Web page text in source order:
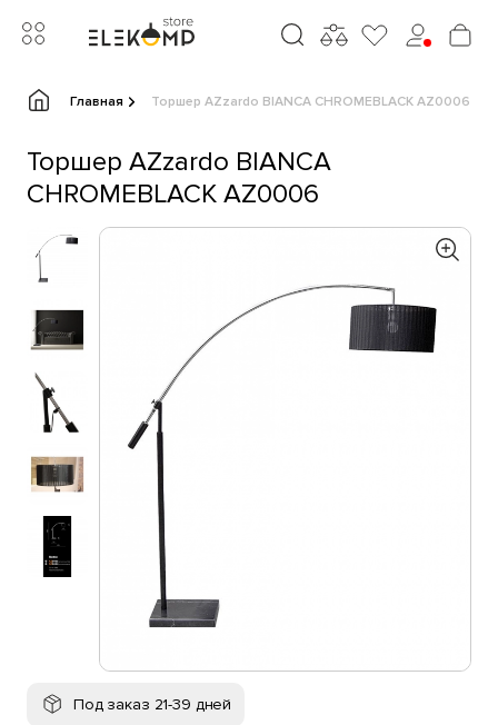
Главная Торшер AZzardo BIANCA CHROMEBLACK AZ0006
Торшер AZzardo BIANCA
CHROMEBLACK AZ0006
Под заказ 21-39 дней